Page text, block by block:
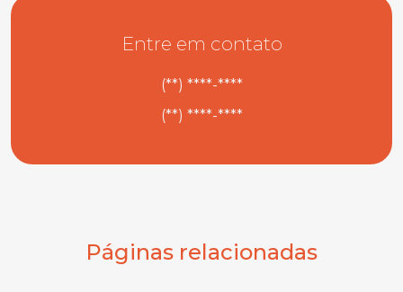
Entre em contato
(**) ****-****
(**) ****-****
Páginas relacionadas